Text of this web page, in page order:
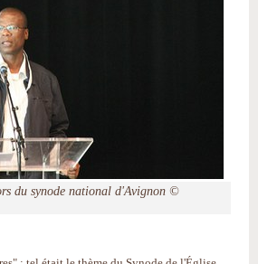
du synode national d'Avignon ©